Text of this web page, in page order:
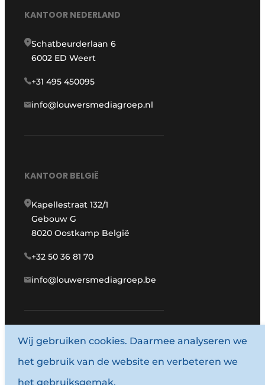
KANTOOR NEDERLAND
Schatbeurderlaan 6
6002 ED Weert
+31 495 450095
info@louwersmediagroep.nl
KANTOOR BELGIË
Kapellestraat 132/1
Gebouw G
8020 Oostkamp België
+32 50 36 81 70
info@louwersmediagroep.be
www.louwersmediagroep.com
© 1987 - 2026 Louwersmediagroep.
Algemene voorwaarden
Wij gebruiken cookies. Daarmee analyseren we
het gebruik van de website en verbeteren we
het gebruiksgemak.